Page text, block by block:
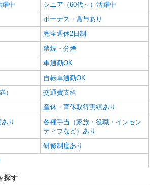
年始手当：380円/時 寸志あり：年2回（6月・
） ※業績による ※処遇改善手当は試用期間
(3ヶ月)は支給なし
岐阜県大垣市久瀬川町6-128
詳細を見る
躍中
シニア（60代～）活躍中
ボーナス・賞与あり
完全週休2日制
禁煙・分煙
車通勤OK
自転車通勤OK
）
交通費支給
産休・育休取得実績あり
り
各種手当（家族・役職・インセン
ティブなど）あり
研修制度あり
探す